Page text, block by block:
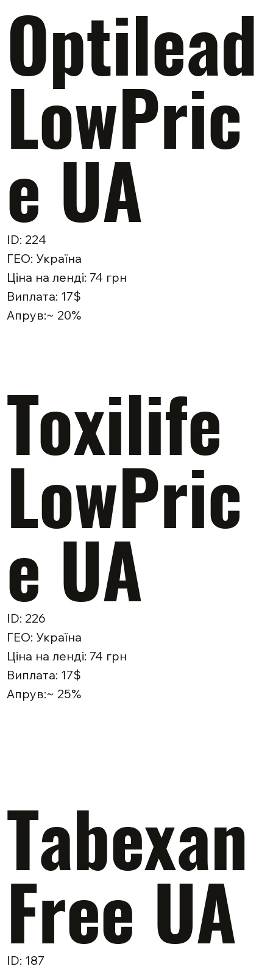
Optilead
LowPric
e UA
ID: 224
ГЕО: Україна
Ціна на ленді: 74 грн
Виплата: 17$
Апрув:~ 20%
Toxilife
LowPric
e UA
ID: 226
ГЕО: Україна
Ціна на ленді: 74 грн
Виплата: 17$
Апрув:~ 25%
Tabexan
Free UA
ID: 187